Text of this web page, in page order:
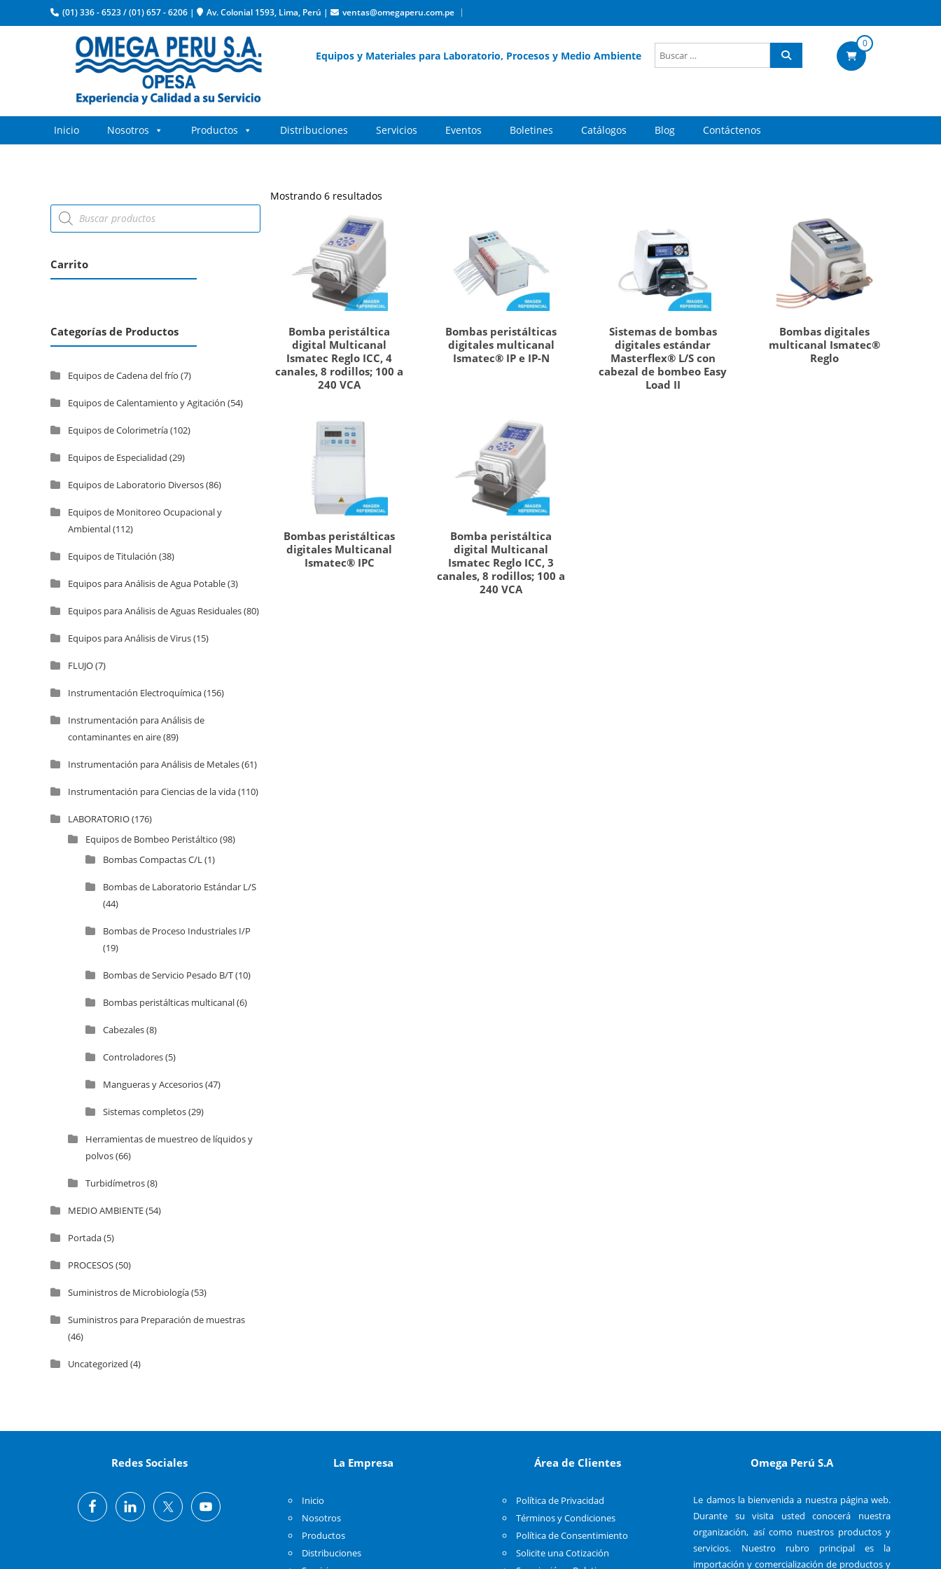
(01) 336 - 6523/(01) 657 - 6206 | Av. Colonial 1593, Lima, Perú | ventas@omegaperu.com.pe
Equipos y Materiales para Laboratorio, Procesos y Medio Ambiente
0
Inicio Nosotros Productos Distribuciones Servicios Eventos Boletines Catálogos Blog Contáctenos
Mostrando 6 resultados
Bomba peristáltica
digital Multicanal
Ismatec Reglo ICC, 4
canales, 8 rodillos; 100 a
240 VCA
Bombas peristálticas
digitales multicanal
Ismatec® IP e IP-N
Sistemas de bombas
digitales estándar
Masterflex® L/S con
cabezal de bombeo Easy
Load II
Bombas digitales
multicanal Ismatec®
Reglo
Bombas peristálticas
digitales Multicanal
Ismatec® IPC
Bomba peristáltica
digital Multicanal
Ismatec Reglo ICC, 3
canales, 8 rodillos; 100 a
240 VCA
Carrito
Categorías de Productos
Equipos de Cadena del frío (7)
Equipos de Calentamiento y Agitación (54)
Equipos de Colorimetría(102)
Equipos de Especialidad (29)
Equipos de Laboratorio Diversos(86)
Equipos de Monitoreo Ocupacional y
Ambiental(112)
Equipos de Titulación (38)
Equipos para Análisis de Agua Potable(3)
Equipos para Análisis de Aguas Residuales(80)
Equipos para Análisis de Virus(15)
FLUJO(7)
Instrumentación Electroquímica(156)
Instrumentación para Análisis de
contaminantes en aire(89)
Instrumentación para Análisis de Metales(61)
Instrumentación para Ciencias de la vida(110)
LABORATORIO(176)
Equipos de Bombeo Peristáltico (98)
Bombas Compactas C/L(1)
Bombas de Laboratorio Estándar L/S
(44)
Bombas de Proceso Industriales I/P
(19)
Bombas de Servicio Pesado B/T(10)
Bombas peristálticas multicanal(6)
Cabezales(8)
Controladores(5)
Mangueras y Accesorios(47)
Sistemas completos(29)
Herramientas de muestreo de líquidos y
polvos(66)
Turbidímetros(8)
MEDIO AMBIENTE(54)
Portada(5)
PROCESOS(50)
Suministros de Microbiología(53)
Suministros para Preparación de muestras
(46)
Uncategorized (4)
Redes Sociales La Empresa
Inicio
Nosotros
Productos
Distribuciones
Área de Clientes
Política de Privacidad
Términos y Condiciones
Política de Consentimiento
Solicite una Cotización
Omega Perú S.A
Le damos la bienvenida a nuestra página web.
Durante su visita usted conocerá nuestra
organización, así como nuestros productos y
servicios. Nuestro rubro principal es la
importación y comercialización de productos y